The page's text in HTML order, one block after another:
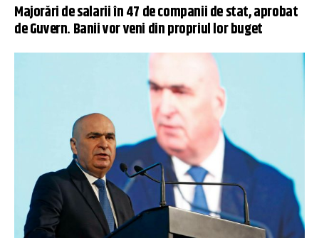
Majorări de salarii în 47 de companii de stat, aprobat
de Guvern. Banii vor veni din propriul lor buget